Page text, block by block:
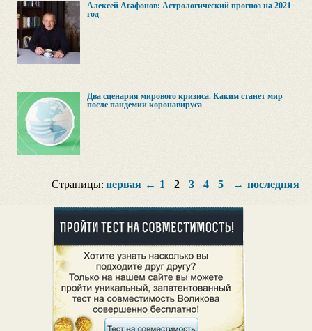
Алексей Агафонов: Астрологический прогноз на 2021
год
Два сценария мирового кризиса. Каким станет мир
после пандемии коронавируса
Страницы: первая ← 1 2 3 4 5 → последняя